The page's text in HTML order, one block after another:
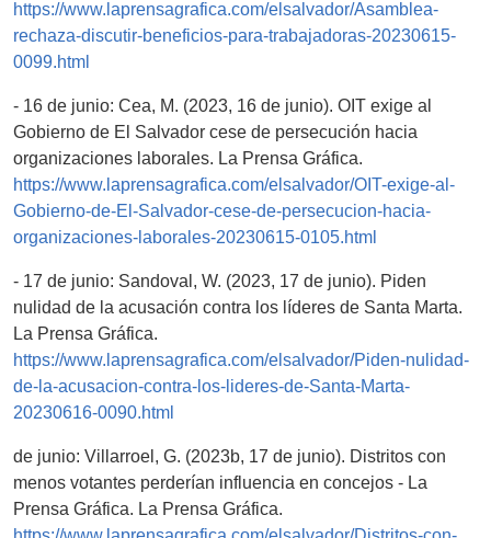
https://www.laprensagrafica.com/elsalvador/Asamblea-
rechaza-discutir-beneficios-para-trabajadoras-20230615-
0099.html
- 16 de junio: Cea, M. (2023, 16 de junio). OIT exige al
Gobierno de El Salvador cese de persecución hacia
organizaciones laborales. La Prensa Gráfica.
https://www.laprensagrafica.com/elsalvador/OIT-exige-al-
Gobierno-de-El-Salvador-cese-de-persecucion-hacia-
organizaciones-laborales-20230615-0105.html
- 17 de junio: Sandoval, W. (2023, 17 de junio). Piden
nulidad de la acusación contra los líderes de Santa Marta.
La Prensa Gráfica.
https://www.laprensagrafica.com/elsalvador/Piden-nulidad-
de-la-acusacion-contra-los-lideres-de-Santa-Marta-
20230616-0090.html
de junio: Villarroel, G. (2023b, 17 de junio). Distritos con
menos votantes perderían influencia en concejos - La
Prensa Gráfica. La Prensa Gráfica.